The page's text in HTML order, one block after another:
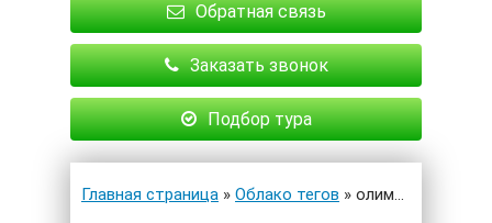
Обратная связь
Заказать звонок
Подбор тура
Главная страница » Облако тегов » олимпийские юниоры